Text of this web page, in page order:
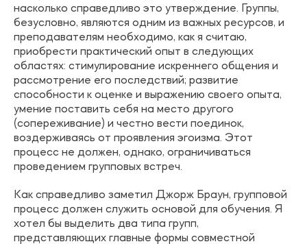
насколько справедливо это утверждение. Группы,
безусловно, являются одним из важных ресурсов, и
преподавателям необходимо, как я считаю,
приобрести практический опыт в следующих
областях: стимулирование искреннего общения и
рассмотрение его последствий; развитие
способности к оценке и выражению своего опыта,
умение поставить себя на место другого
(сопереживание) и честно вести поединок,
воздерживаясь от проявления эгоизма. Этот
процесс не должен, однако, ограничиваться
проведением групповых встреч.
Как справедливо заметил Джорж Браун, групповой
процесс должен служить основой для обучения. Я
хотел бы выделить два типа групп,
представляющих главные формы совместной